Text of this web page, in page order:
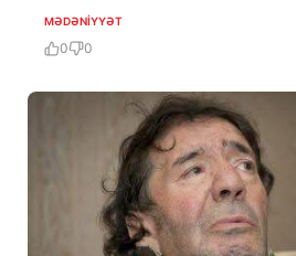
MƏDƏNIYYƏT
0 0